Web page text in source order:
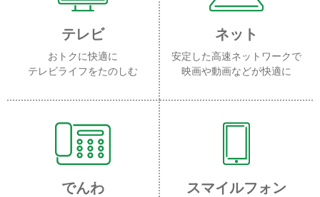
テレビ
おトクに快適に
テレビライフをたのしむ
ネット
安定した高速ネットワークで
映画や動画などが快適に
でんわ スマイルフォン